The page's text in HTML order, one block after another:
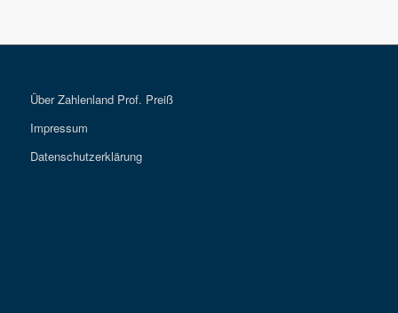
Über Zahlenland Prof. Preiß
Impressum
Datenschutzerklärung